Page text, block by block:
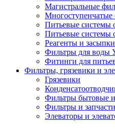
Магистральные
Питьевые системы
Питьевые системы
Реагенты и
Фильтры для
Фитинги для
Фильтры, грязевики и
Грязевики
Фильтры бытовые
Фильтры и
Элеваторы и